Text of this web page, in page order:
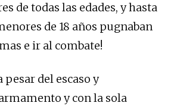
de todas las edades, y hasta
de 18 años pugnaban
e ir al combate!
pesar del escaso y
y con la sola